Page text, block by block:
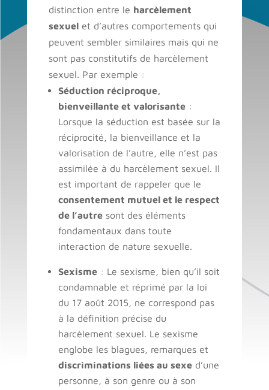
distinction entre le harcèlement
sexuelet d’autres comportements qui
peuvent sembler similaires mais qui ne
sont pas constitutifs de harcèlement
sexuel. Par exemple :
Séduction réciproque,
bienveillante et valorisante:
Lorsque la séduction est basée sur la
réciprocité, la bienveillance et la
valorisation de l’autre, elle n’est pas
assimilée à du harcèlement sexuel. Il
est important de rappeler que le
consentement mutuel et le respect
de l’autresont des éléments
fondamentaux dans toute
interaction de nature sexuelle.
Sexisme: Le sexisme, bien qu’il soit
condamnable et réprimé par la loi
du 17 août 2015, ne correspond pas
à la définition précise du
harcèlement sexuel. Le sexisme
englobe les blagues, remarques et
discriminations liées au sexed’une
personne, à son genre ou à son